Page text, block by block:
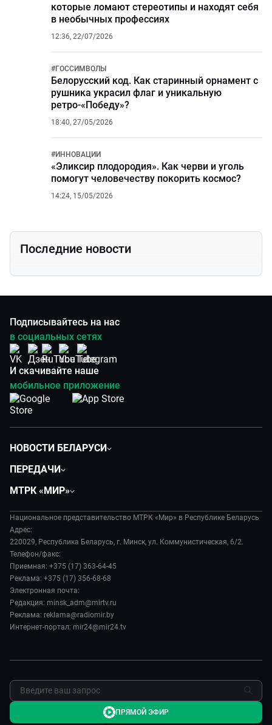
которые ломают стереотипы и находят себя
в необычных профессиях
12:36, 22/07/2026
#ГОССИМВОЛЫ
Белорусский код. Как старинный орнамент с
рушника украсил флаг и уникальную
ретро-«Победу»?
18:40, 27/05/2026
#ИННОВАЦИИ
«Эликсир плодородия». Как черви и уголь
помогут человечеству покорить космос?
14:24, 15/05/2026
Последние новости
Подписывайтесь на нас
в социальных сетях
И скачивайте наше
мобильное приложение
НОВОСТИ БЕЛАРУСИ
Экономика
Происшествия
Наука и технологии
Здоровье и медицина
Авто
Культура
Спорт
ПЕРЕДАЧИ
Все как у людей
Вместе выгодно
Евразия. Культурно
Евразия. Регионы
Наши иностранцы
Пять причин поехать в...
Сделано в Содружестве
МТРК «МИР»
История
Руководство
Лица мира
Новости
Пресса о нас
Карьера
Реклама
Национальное представительство МТРК «Мир» в Республике Беларусь
Адрес:
220029, Республика Беларусь, г. Минск, ул. Коммунистическая, 6/2.
Телефон/факс:
Приемная: +375 (17) 363-64-45
Реклама: +375 (17) 356-68-68
Электронная почта:
Редакция: minsk_adm@mirtv.ru
Реклама: reklama@radiomir.by
Интернет-портал: mir24@mir24.tv
ПРЯМОЙ ЭФИР